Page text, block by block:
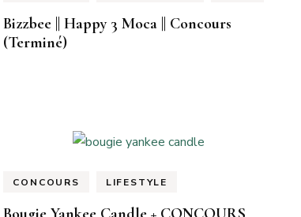
Bizzbee || Happy 3 Moca || Concours
(Terminé)
CONCOURS LIFESTYLE